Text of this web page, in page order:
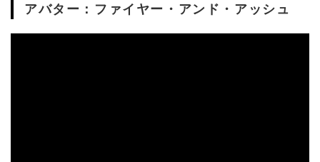
アバター：ファイヤー・アンド・アッシュ